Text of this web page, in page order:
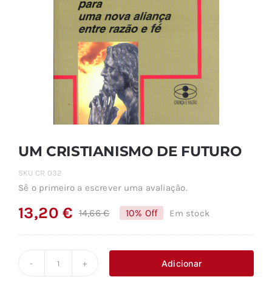
UM CRISTIANISMO DE FUTURO
SKU CR 032
Sê o primeiro a escrever uma avaliação.
14,66€O
original
era:
13,20€
O
é:
10% Off Em stock
Adicionar